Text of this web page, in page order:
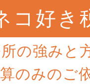
コ好き
の強みと
のみのご